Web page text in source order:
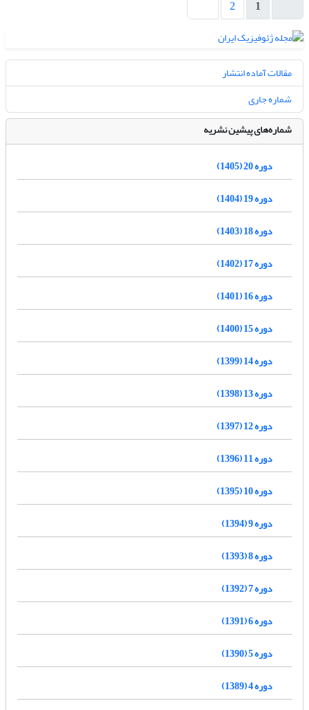
1
2
مقالات آماده انتشار
شماره جاری
شماره‌های پیشین نشریه
دوره 20 (1405)
دوره 19 (1404)
دوره 18 (1403)
دوره 17 (1402)
دوره 16 (1401)
دوره 15 (1400)
دوره 14 (1399)
دوره 13 (1398)
دوره 12 (1397)
دوره 11 (1396)
دوره 10 (1395)
دوره 9 (1394)
دوره 8 (1393)
دوره 7 (1392)
دوره 6 (1391)
دوره 5 (1390)
دوره 4 (1389)